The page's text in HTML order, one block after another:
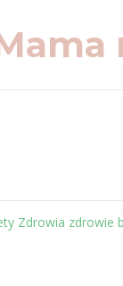
Zdrowia zdrowie